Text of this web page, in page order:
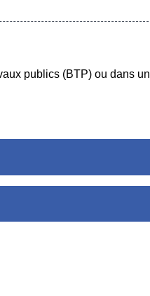
publics (BTP) ou dans un